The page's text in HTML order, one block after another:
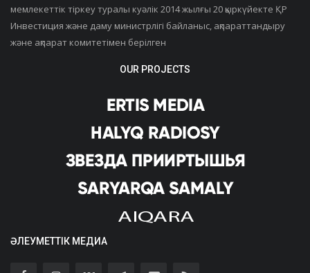
мемлекеттік тіркеу туралы куәлік 2014 жылғы 20 қыркүйекте ҚР
Инвестиция және даму министрлігі байланыс, ақпараттандыру
және ақпарат комитетімен берілген
OUR PROJECTS
ӘЛЕУМЕТТІК МЕДИА